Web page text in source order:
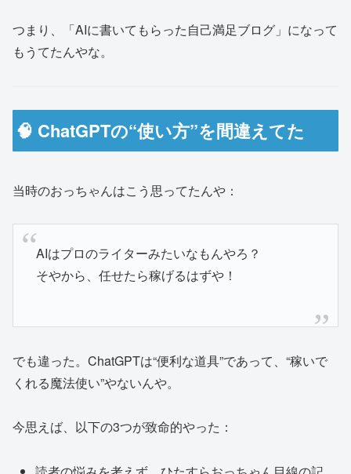
つまり、「AIに書いてもらった自己満足ブログ」になって
もうてたんやな。
🧠 ChatGPTの“使い方”を間違えてた
当時のおっちゃんはこう思ってたんや：
AIはプロのライターみたいなもんやろ？
そやから、任せたら稼げるはずや！
でも違った。ChatGPTは“便利な道具”であって、“稼いで
くれる魔法使い”やないんや。
今思えば、以下の3つが致命的やった：